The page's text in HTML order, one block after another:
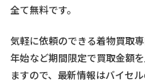
全て無料です。
気軽に依頼のできる着物買取
年始など期間限定で買取金額
ますので、最新情報はバイセ